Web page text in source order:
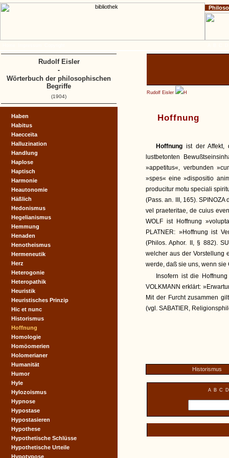
Rudolf Eisler H
Hoffnung
Hoffnung ist der Affekt,
lustbetonten
»appetitus«, verbunden
»spes« eine »dispositio
producitur motu speciali
(Pass. an. III, 165).
vel praeteritae, de cuius
WOLF ist Hoffnung
PLATNER: »Hoffnung ist
(Philos. Aphor. II, § 882).
welcher aus der Vorstellung
werde, daß sie uns, wenn
Insofern ist die
VOLKMANN erklärt:
Mit der Furcht zusammen
(vgl. SABATIER,
Historismus
A B C D
Haben
Habitus
Haecceïta
Halluzination
Handlung
Haplose
Haptisch
Harmonie
Heautonomie
Häßlich
Hedonismus
Hegelianismus
Hemmung
Henaden
Henotheismus
Hermeneutik
Herz
Heterogonie
Heteropathik
Heuristik
Heuristisches Prinzip
Hic et nunc
Historismus
Hoffnung
Homologie
Homöomerien
Holomerianer
Humanität
Humor
Hyle
Hylozoismus
Hypnose
Hypostase
Hypostasieren
Hypothese
Hypothetische Schlüsse
Hypothetische Urteile
Hypotypose
Rudolf Eisler
-
Wörterbuch der philosophischen
Begriffe
(1904)